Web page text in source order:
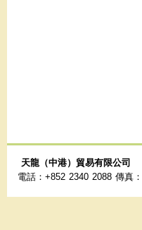
天龍（中港）貿易有限公司
電話：+852 2340 2088 傳真